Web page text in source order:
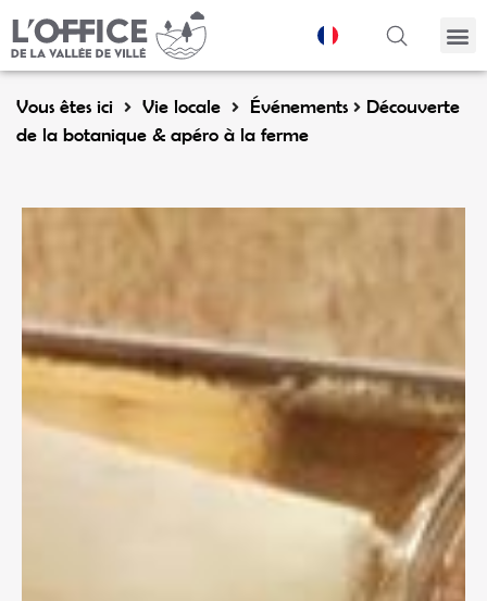
Vous êtes ici Vie locale Événements
Découverte
de la botanique & apéro à la ferme
Panneau de gestion des cookies